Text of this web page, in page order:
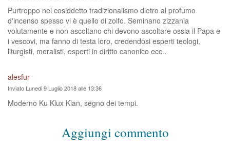
Purtroppo nel cosiddetto tradizionalismo dietro al profumo
d'incenso spesso vi è quello di zolfo. Seminano zizzania
volutamente e non ascoltano chi devono ascoltare ossia il Papa e
i vescovi, ma fanno di testa loro, credendosi esperti teologi,
liturgisti, moralisti, esperti in diritto canonico ecc..
alesfur
Inviato Lunedi 9 Luglio 2018 alle 13:36
Moderno Ku Klux Klan, segno dei tempi.
Aggiungi commento